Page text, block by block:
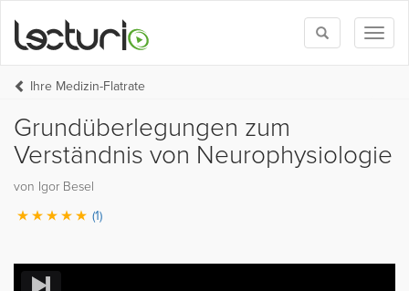
Toggle
search
Ihre Medizin-Flatrate
Grundüberlegungen zum
Verständnis von Neurophysiologie
von Igor Besel
(1)